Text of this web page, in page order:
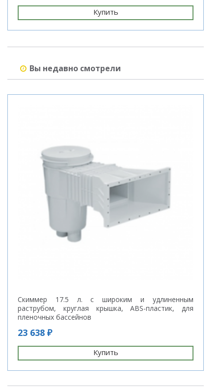
Купить
Вы недавно смотрели
Скиммер 17.5 л. с широким и удлиненным
раструбом, круглая крышка, ABS-пластик, для
пленочных бассейнов
23 638 ₽
Купить